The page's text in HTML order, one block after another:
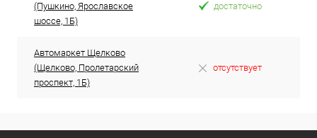
(Пушкино, Ярославское
шоссе, 1Б)
достаточно
Автомаркет Щелково
(Щелково, Пролетарский
проспект, 1Б)
отсутствует